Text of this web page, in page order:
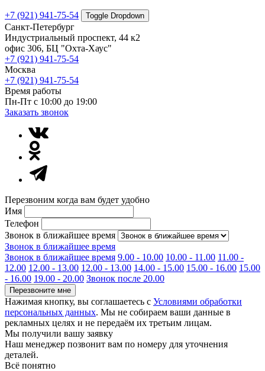
+7 (921) 941-75-54 Toggle Dropdown
Санкт-Петербург
Индустриальный проспект, 44 к2
офис 306, БЦ "Охта-Хаус"
+7 (921) 941-75-54
Москва
+7 (921) 941-75-54
Время работы
Пн-Пт с 10:00 до 19:00
Заказать звонок
Перезвоним когда вам будет удобно
Имя
Телефон
Звонок в ближайшее время
Звонок в ближайшее время
Звонок в ближайшее время 9.00 - 10.00 10.00 - 11.00 11.00 -
12.00 12.00 - 13.00 12.00 - 13.00 14.00 - 15.00 15.00 - 16.00 15.00
- 16.00 19.00 - 20.00 Звонок после 20.00
Перезвоните мне
Нажимая кнопку, вы соглашаетесь с Условиями обработки
персональных данных. Мы не собираем ваши данные в
рекламных целях и не передаём их третьим лицам.
Мы получили вашу заявку
Наш менеджер позвонит вам по номеру для уточнения
деталей.
Всё понятно